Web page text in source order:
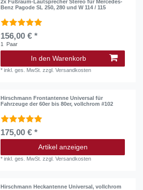
2x Fußraum-Lautsprecher Stereo für Mercedes-
Benz Pagode SL 250, 280 und W 114 / 115
156,00 € *
1 Paar
In den Warenkorb
*inkl. ges. MwSt. zzgl.Versandkosten
Hirschmann Frontantenne Universal für
Fahrzeuge der 60er bis 80er, vollchrom #102
175,00 € *
Artikel anzeigen
*inkl. ges. MwSt. zzgl.Versandkosten
Hirschmann Heckantenne Universal, vollchrom